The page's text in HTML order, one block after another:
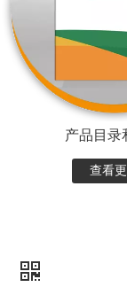
产品目录
查看